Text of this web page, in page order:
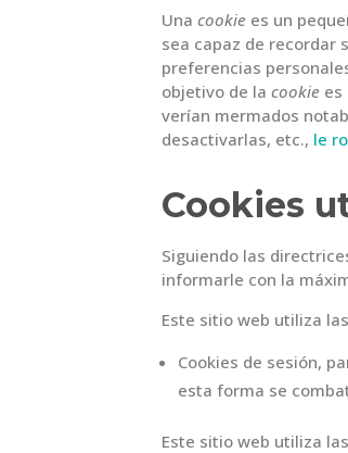
Unacookie es un
sea capaz de recordar
preferencias
objetivo de lacookie es
verían mermados
desactivarlas, etc., le
Cookies
Siguiendo las
informarle con la
Este sitio web utiliza
Cookies de sesión,
esta forma se
Este sitio web utiliza